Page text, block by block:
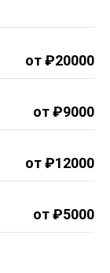
от ₽20000
от ₽9000
от ₽12000
от ₽5000